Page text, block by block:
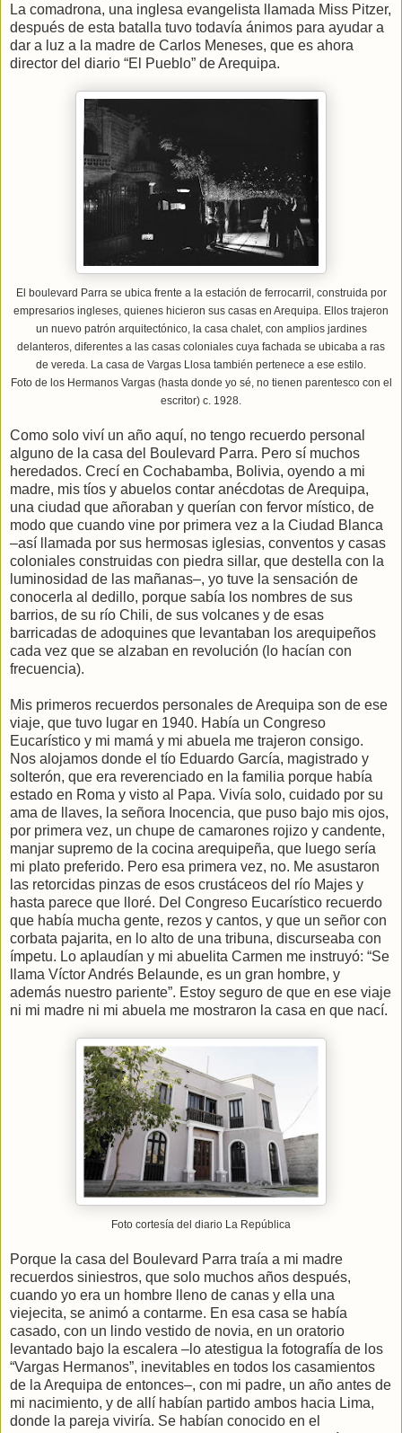
La comadrona, una inglesa evangelista llamada Miss Pitzer,
después de esta batalla tuvo todavía ánimos para ayudar a
dar a luz a la madre de Carlos Meneses, que es ahora
director del diario “El Pueblo” de Arequipa.
El boulevard Parra se ubica frente a la estación de ferrocarril, construida por
empresarios ingleses, quienes hicieron sus casas en Arequipa. Ellos trajeron
un nuevo patrón arquitectónico, la casa chalet, con amplios jardines
delanteros, diferentes a las casas coloniales cuya fachada se ubicaba a ras
de vereda. La casa de Vargas Llosa también pertenece a ese estilo.
Foto de los Hermanos Vargas (hasta donde yo sé, no tienen parentesco con el
escritor) c. 1928.
Como solo viví un año aquí, no tengo recuerdo personal
alguno de la casa del Boulevard Parra. Pero sí muchos
heredados. Crecí en Cochabamba, Bolivia, oyendo a mi
madre, mis tíos y abuelos contar anécdotas de Arequipa,
una ciudad que añoraban y querían con fervor místico, de
modo que cuando vine por primera vez a la Ciudad Blanca
–así llamada por sus hermosas iglesias, conventos y casas
coloniales construidas con piedra sillar, que destella con la
luminosidad de las mañanas–, yo tuve la sensación de
conocerla al dedillo, porque sabía los nombres de sus
barrios, de su río Chili, de sus volcanes y de esas
barricadas de adoquines que levantaban los arequipeños
cada vez que se alzaban en revolución (lo hacían con
frecuencia).
Mis primeros recuerdos personales de Arequipa son de ese
viaje, que tuvo lugar en 1940. Había un Congreso
Eucarístico y mi mamá y mi abuela me trajeron consigo.
Nos alojamos donde el tío Eduardo García, magistrado y
solterón, que era reverenciado en la familia porque había
estado en Roma y visto al Papa. Vivía solo, cuidado por su
ama de llaves, la señora Inocencia, que puso bajo mis ojos,
por primera vez, un chupe de camarones rojizo y candente,
manjar supremo de la cocina arequipeña, que luego sería
mi plato preferido. Pero esa primera vez, no. Me asustaron
las retorcidas pinzas de esos crustáceos del río Majes y
hasta parece que lloré. Del Congreso Eucarístico recuerdo
que había mucha gente, rezos y cantos, y que un señor con
corbata pajarita, en lo alto de una tribuna, discurseaba con
ímpetu. Lo aplaudían y mi abuelita Carmen me instruyó: “Se
llama Víctor Andrés Belaunde, es un gran hombre, y
además nuestro pariente”. Estoy seguro de que en ese viaje
ni mi madre ni mi abuela me mostraron la casa en que nací.
Foto cortesía del diario La República
Porque la casa del Boulevard Parra traía a mi madre
recuerdos siniestros, que solo muchos años después,
cuando yo era un hombre lleno de canas y ella una
viejecita, se animó a contarme. En esa casa se había
casado, con un lindo vestido de novia, en un oratorio
levantado bajo la escalera –lo atestigua la fotografía de los
“Vargas Hermanos”, inevitables en todos los casamientos
de la Arequipa de entonces–, con mi padre, un año antes de
mi nacimiento, y de allí habían partido ambos hacia Lima,
donde la pareja viviría. Se habían conocido en el